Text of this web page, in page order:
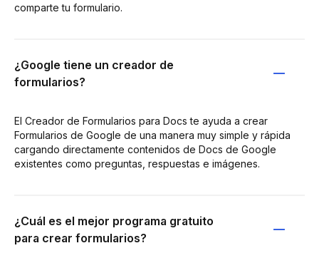
comparte tu formulario.
¿Google tiene un creador de
formularios?
El Creador de Formularios para Docs te ayuda a crear
Formularios de Google de una manera muy simple y rápida
cargando directamente contenidos de Docs de Google
existentes como preguntas, respuestas e imágenes.
¿Cuál es el mejor programa gratuito
para crear formularios?